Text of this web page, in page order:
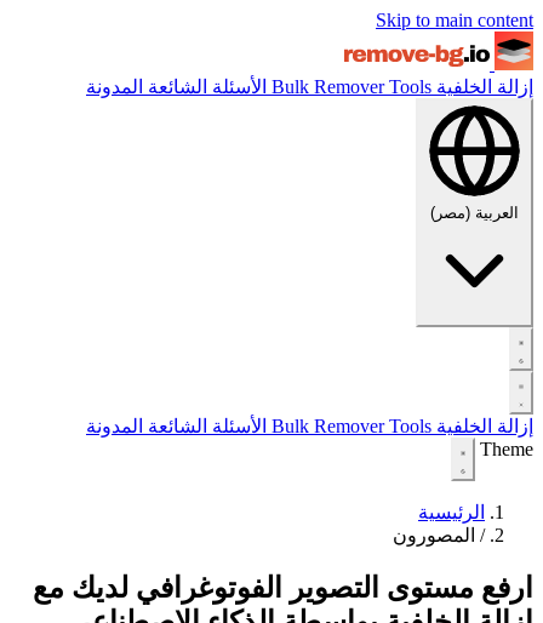
Skip to main content
إزالة الخلفية Bulk RemoverTools الأسئلة الشائعة المدونة
العربية (مصر)
إزالة الخلفية Bulk RemoverTools الأسئلة الشائعة المدونة
Theme
الرئيسية
/ المصورون
ارفع مستوى التصوير الفوتوغرافي لديك مع